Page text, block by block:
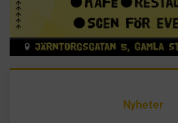
Nyheter